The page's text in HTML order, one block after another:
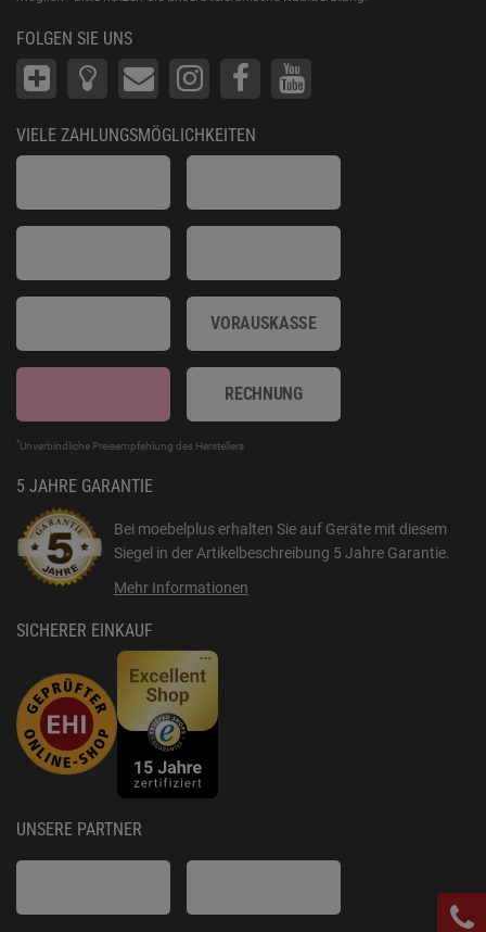
FOLGEN SIE UNS
VIELE ZAHLUNGSMÖGLICHKEITEN
VORAUSKASSE
RECHNUNG
*Unverbindliche Preisempfehlung des Herstellers
5 JAHRE GARANTIE
Bei moebelplus erhalten Sie auf Geräte mit diesem
Siegel in der Artikelbeschreibung 5 Jahre Garantie.
Mehr Informationen
SICHERER EINKAUF
UNSERE PARTNER